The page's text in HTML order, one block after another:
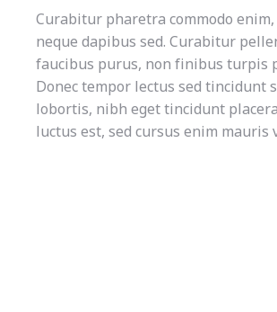
Curabitur pharetra commodo
neque dapibus sed. Curabitur
faucibus purus, non finibus turpis
Donec tempor lectus sed tincidunt
lobortis, nibh eget tincidunt
luctus est, sed cursus enim mauris